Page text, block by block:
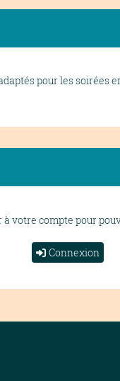
pour les soirées
votre compte pour
Connexion